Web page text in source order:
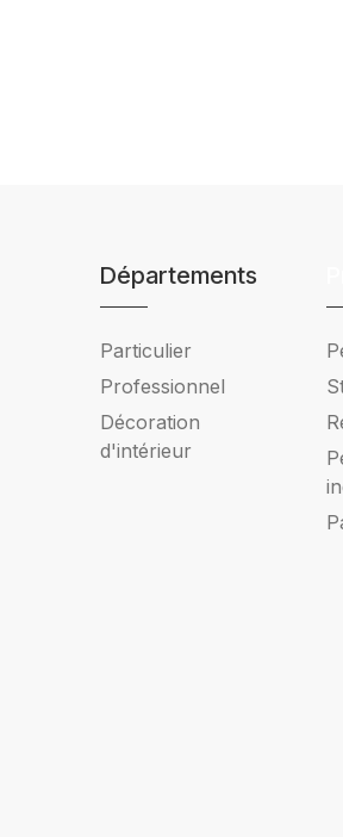
Départements
Particulier
Professionnel
Décoration
d'intérieur